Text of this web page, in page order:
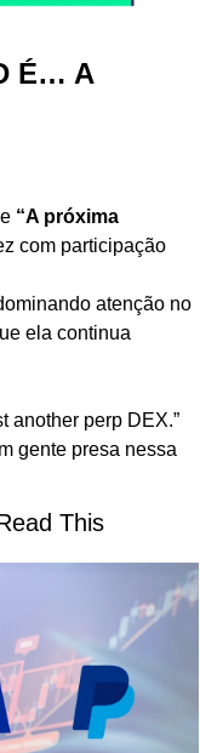
É… A
“A próxima
com participação
atenção no
ela continua
another perp DEX.”
gente presa nessa
This